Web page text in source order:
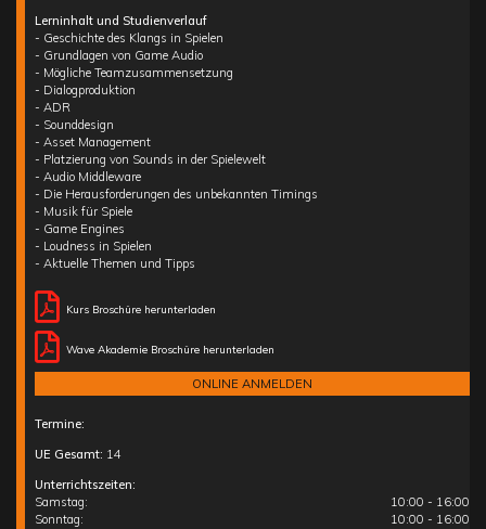
Lerninhalt und Studienverlauf
- Geschichte des Klangs in Spielen
- Grundlagen von Game Audio
- Mögliche Teamzusammensetzung
- Dialogproduktion
- ADR
- Sounddesign
- Asset Management
- Platzierung von Sounds in der Spielewelt
- Audio Middleware
- Die Herausforderungen des unbekannten Timings
- Musik für Spiele
- Game Engines
- Loudness in Spielen
- Aktuelle Themen und Tipps
Kurs Broschüre herunterladen
Wave Akademie Broschüre herunterladen
ONLINE ANMELDEN
Termine:
UE Gesamt: 14
Unterrichtszeiten:
Samstag:
10:00 - 16:00
Sonntag:
10:00 - 16:00